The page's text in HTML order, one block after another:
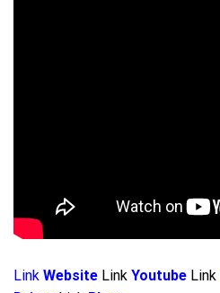
Link Website Link Youtube Link